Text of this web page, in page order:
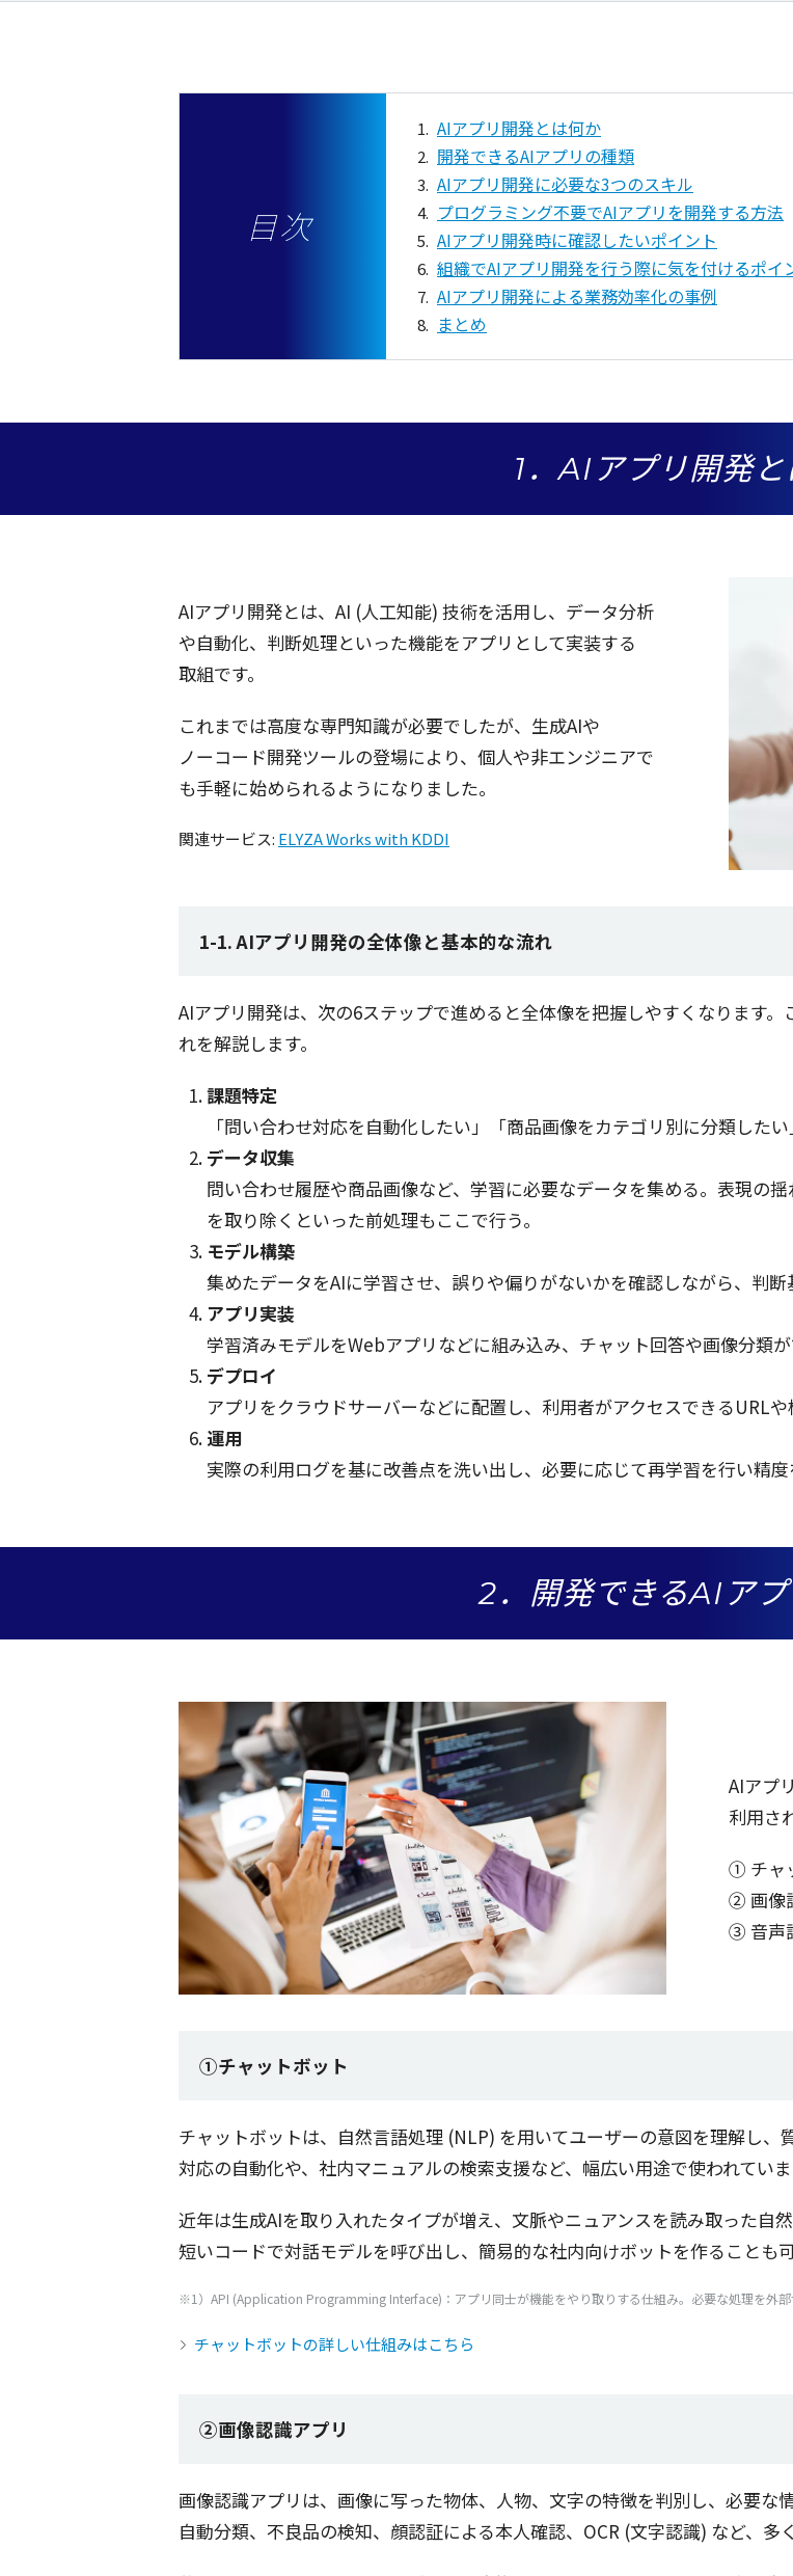
目次
AIアプリ開発とは何か
開発できるAIアプリの種類
AIアプリ開発に必要な3つのスキル
プログラミング不要でAIアプリを開発する方法
AIアプリ開発時に確認したいポイント
組織でAIアプリ開発を行う際に気を付けるポイ
AIアプリ開発による業務効率化の事例
まとめ
1．AIアプリ開発
AIアプリ 開発とは、AI (人工知能) 技術を活用 し、 データ分析
や自動化、 判断処理といった機能をアプリ として実装する
取組です。
これまでは高度な専門知識が必要でしたが、 生成AIや
ノーコード開発ツールの登場により、 個人や非エンジニアで
も手軽に始められるようになりました。
関連サービス: ELYZA Works with KDDI
1-1. AIアプリ開発の全体像と基本的な流れ
AIアプリ 開発は、次の6ステップで進めると全体像を把握しやすくなります。
れを解説します。
課題特定
「問い合わせ対応を自動化 したい」「商品画像をカテゴリ 別に分類 したい
データ収集
問い合わせ履歴や商品画像など、 学習に必要なデータを集める。表現の揺
を取り除くといった前処理もここで行う。
モデル構築
集めたデータをAIに学習させ、誤りや偏りがないかを確認しながら、 判断
アプリ実装
学習済みモデルをWebアプリ などに組み込み、 チャット回答や画像分類
デプロイ
アプリ をクラウドサーバーなどに配置 し、 利用者がアクセスできるURLや
運用
実際の利用ログを基に改善点を洗い出し、必要に応じて再学習を行い精度
2．開発できるAIア
AIアプ
利用さ
① チャ
② 画像
③ 音声
①チャットボット
チャットボットは、 自然言語処理 (NLP) を用いてユーザーの意図を理解し、
対応の自動化や、 社内マニュアルの検索支援など、 幅広い用途で使われていま
近年は生成AIを取り入れたタイプが増え、 文脈やニュアンスを読み取った自然
短いコードで対話モデルを呼び出し、 簡易的な社内向けボットを作ることも
※1）API (Application Programming Interface)： アプリ同士が機能をやり取りする仕組み。 必要な処理を外部
チャットボットの詳しい仕組みはこちら
②画像認識アプリ
画像認識アプリ は、 画像に写った物体、 人物、 文字の特徴を判別 し、 必要な
自動分類、 不良品の検知、 顔認証による本人確認、OCR (文字認識) など、多